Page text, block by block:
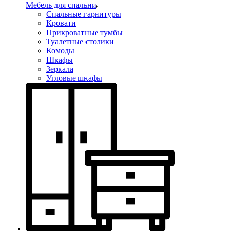
Мебель для спальни
Спальные гарнитуры
Кровати
Прикроватные тумбы
Туалетные столики
Комоды
Шкафы
Зеркала
Угловые шкафы